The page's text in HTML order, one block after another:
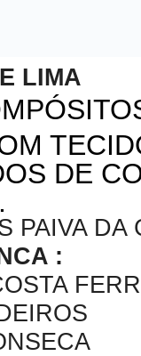
LIMA
DE
PAIVA DA
: